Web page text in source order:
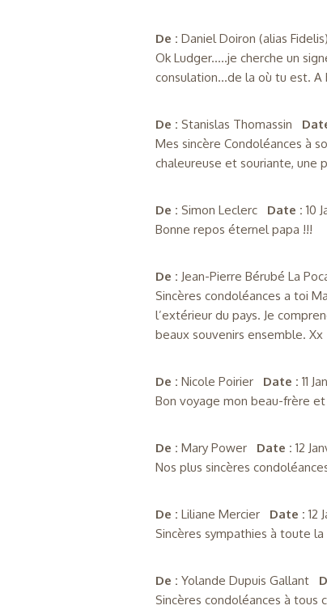
De : Daniel Doiron (alias
Ok Ludger.....je cherche un
consulation...de la où tu est.
De : Stanislas Thomassin
Mes sincère Condoléances à
chaleureuse et souriante, une
De : Simon Leclerc Date : 10
Bonne repos éternel papa !!!
De : Jean-Pierre Bérubé La
Sincères condoléances a toi
l’extérieur du pays. Je
beaux souvenirs ensemble. Xx
De : Nicole Poirier Date : 11
Bon voyage mon beau-frère
De : Mary Power Date : 12
Nos plus sincères
De : Liliane Mercier Date : 12
Sincères sympathies à toute
De : Yolande Dupuis Gallant
Sincères condoléances à tous